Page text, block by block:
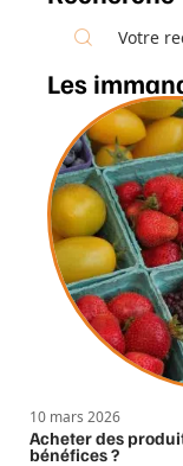
Les
10 mars 2026
Acheter des
bénéfices ?